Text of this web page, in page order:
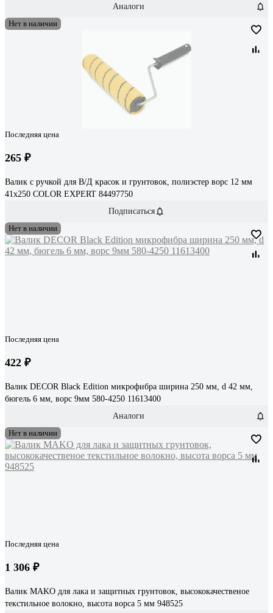
Аналоги
Нет в наличии
Последняя цена
265 ₽
Валик с ручкой для В/Д красок и грунтовок, полиэстер ворс 12 мм
41х250 COLOR EXPERT 84497750
Подписаться
Нет в наличии
Последняя цена
422 ₽
Валик DECOR Black Edition микрофибра ширина 250 мм, d 42 мм,
бюгель 6 мм, ворс 9мм 580-4250 11613400
Аналоги
Нет в наличии
Последняя цена
1 306 ₽
Валик MAKO для лака и защитных грунтовок, высококачественое
текстильное волокно, высота ворса 5 мм 948525